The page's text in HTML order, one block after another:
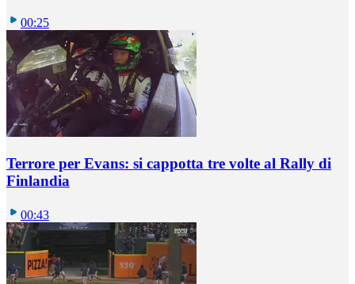
00:25
Terrore per Evans: si cappotta tre volte al Rally di
Finlandia
00:43